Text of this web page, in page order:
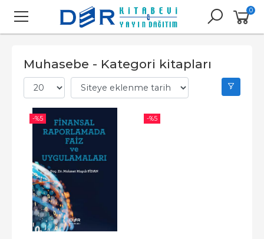
0
Muhasebe - Kategori kitapları
-%5 -%5